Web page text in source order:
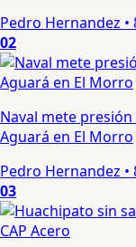
Pedro Hernandez •
02
Naval mete presión
Aguará en El Morro
Pedro Hernandez •
03